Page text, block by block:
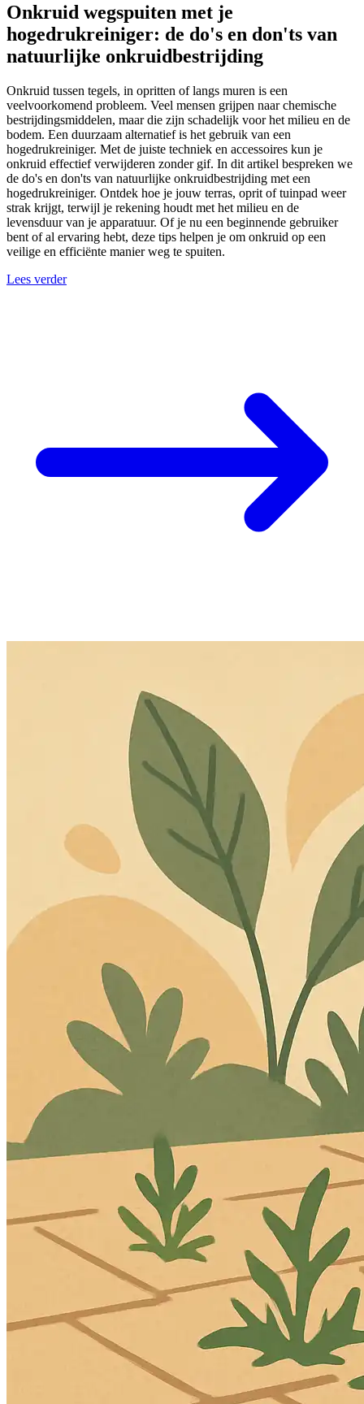
Onkruid wegspuiten met je
hogedrukreiniger: de do's en don'ts van
natuurlijke onkruidbestrijding
Onkruid tussen tegels, in opritten of langs muren is een
veelvoorkomend probleem. Veel mensen grijpen naar chemische
bestrijdingsmiddelen, maar die zijn schadelijk voor het milieu en de
bodem. Een duurzaam alternatief is het gebruik van een
hogedrukreiniger. Met de juiste techniek en accessoires kun je
onkruid effectief verwijderen zonder gif. In dit artikel bespreken we
de do's en don'ts van natuurlijke onkruidbestrijding met een
hogedrukreiniger. Ontdek hoe je jouw terras, oprit of tuinpad weer
strak krijgt, terwijl je rekening houdt met het milieu en de
levensduur van je apparatuur. Of je nu een beginnende gebruiker
bent of al ervaring hebt, deze tips helpen je om onkruid op een
veilige en efficiënte manier weg te spuiten.
Lees verder